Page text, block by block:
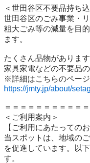
＜世田谷区不要品持ち
世⽥⾕区のごみ事業・
粗⼤ごみ等の減量を⽬
ます。
たくさん品物がありま
家具家電などの不要品
https://jmty.jp/about/
＝＝＝＝＝＝＝＝＝＝
＜ご利用案内＞
【ご利用にあたってのお
当スポットは、地域の
を促進しています。以
す。